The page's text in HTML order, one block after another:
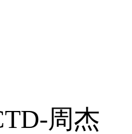
周杰